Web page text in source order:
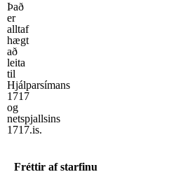
Það
er
alltaf
hægt
að
leita
til
Hjálparsímans
1717
og
netspjallsins
1717.is.
Fréttir af starfinu